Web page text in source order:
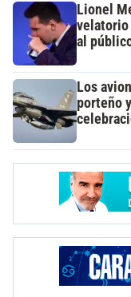
Lionel
velatorio
al
Los
porteño